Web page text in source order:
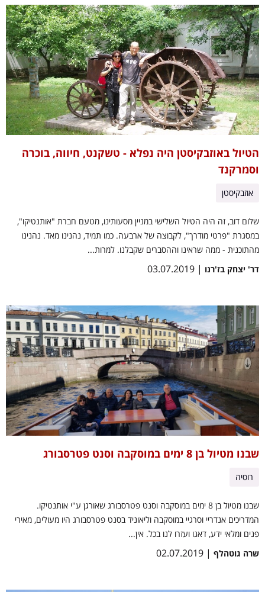
הטיול באוזבקיסטן היה נפלא - טשקנט, חיווה, בוכרה
וסמרקנד
אוזבקיסטן
שלום דוב, זה היה הטיול השלישי במניין מסעותינו, מטעם חברת "אותנטיקו",
במסגרת "פרטי מודרך", לקבוצה של ארבעה. כמו תמיד, נהנינו מאד. נהנינו
מהתוכנית - ממה שראינו וההסברים שקבלנו. למרות...
דר' יצחק בז'רנו | 03.07.2019
שבנו מטיול בן 8 ימים במוסקבה וסנט פטרסבורג
רוסיה
שבנו מטיול בן 8 ימים במוסקבה וסנט פטרסבורג שאורגן ע"י אותנטיקו.
המדריכים אנדריי וסרגיי במוסקבה וליאוניד בסנט פטרסבורג היו מעולים, מאירי
פנים ומלאי ידע, דאגו ועזרו לנו בכל. אין...
שרה גוטהלף | 02.07.2019